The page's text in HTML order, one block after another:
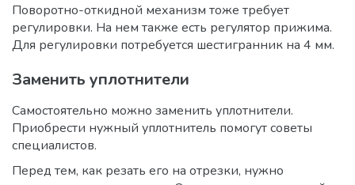
Поворотно-откидной механизм тоже требует
регулировки. На нем также есть регулятор прижима.
Для регулировки потребуется шестигранник на 4 мм.
Заменить уплотнители
Самостоятельно можно заменить уплотнители.
Приобрести нужный уплотнитель помогут советы
специалистов.
Перед тем, как резать его на отрезки, нужно